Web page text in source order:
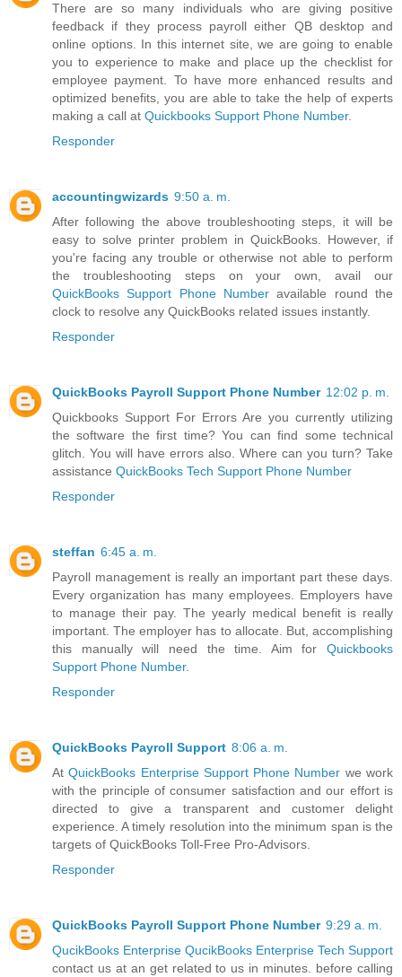
There are so many individuals who are giving positive
feedback if they process payroll either QB desktop and
online options. In this internet site, we are going to enable
you to experience to make and place up the checklist for
employee payment. To have more enhanced results and
optimized benefits, you are able to take the help of experts
making a call at Quickbooks Support Phone Number.
Responder
accountingwizards 9:50 a. m.
After following the above troubleshooting steps, it will be
easy to solve printer problem in QuickBooks. However, if
you're facing any trouble or otherwise not able to perform
the troubleshooting steps on your own, avail our
QuickBooks Support Phone Number available round the
clock to resolve any QuickBooks related issues instantly.
Responder
QuickBooks Payroll Support Phone Number 12:02 p. m.
Quickbooks Support For Errors Are you currently utilizing
the software the first time? You can find some technical
glitch. You will have errors also. Where can you turn? Take
assistance QuickBooks Tech Support Phone Number
Responder
steffan 6:45 a. m.
Payroll management is really an important part these days.
Every organization has many employees. Employers have
to manage their pay. The yearly medical benefit is really
important. The employer has to allocate. But, accomplishing
this manually will need the time. Aim for Quickbooks
Support Phone Number.
Responder
QuickBooks Payroll Support 8:06 a. m.
AtQuickBooks Enterprise Support Phone Number we work
with the principle of consumer satisfaction and our effort is
directed to give a transparent and customer delight
experience. A timely resolution into the minimum span is the
targets of QuickBooks Toll-Free Pro-Advisors.
Responder
QuickBooks Payroll Support Phone Number 9:29 a. m.
QucikBooks Enterprise QucikBooks Enterprise Tech Support
contact us at an get related to us in minutes. before calling